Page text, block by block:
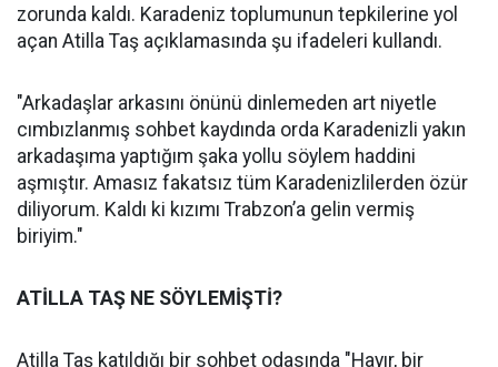
zorunda kaldı. Karadeniz toplumunun tepkilerine yol
açan Atilla Taş açıklamasında şu ifadeleri kullandı.
"Arkadaşlar arkasını önünü dinlemeden art niyetle
cımbızlanmış sohbet kaydında orda Karadenizli yakın
arkadaşıma yaptığım şaka yollu söylem haddini
aşmıştır. Amasız fakatsız tüm Karadenizlilerden özür
diliyorum. Kaldı ki kızımı Trabzon’a gelin vermiş
biriyim."
ATİLLA TAŞ NE SÖYLEMİŞTİ?
Atilla Taş katıldığı bir sohbet odasında "Hayır, bir